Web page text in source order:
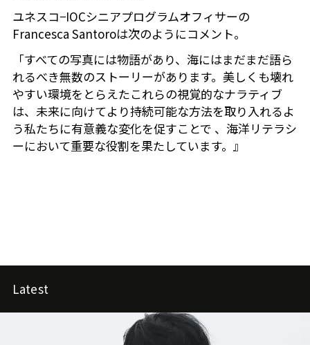
ユネスコ−IOCシニアプログラムオフィサーの
Francesca Santoroは次のようにコメント。
「すべての写真には物語があり、海にはまだまだ語ら
れるべき無数のストーリーがあります。美しくも壊れ
やすい環境をとらえたこれらの視覚的なナラティブ
は、未来に向けてより持続可能な方法を取り入れるよ
う私たちに有意義な変化を促すことで 、海洋リテラシ
ーにおいて重要な役割を果たしています。』
Latest